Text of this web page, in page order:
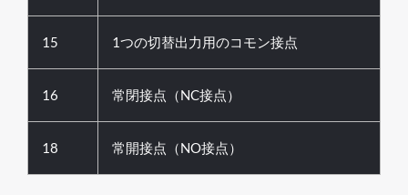
15 1つの切替出力用のコモン接点
16 常閉接点（NC接点）
18 常開接点（NO接点）